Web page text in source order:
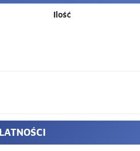
Ilość